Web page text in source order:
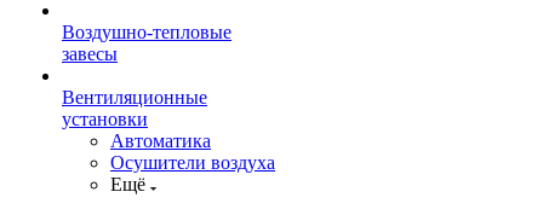
Воздушно-тепловые
завесы
Вентиляционные
установки
Автоматика
Осушители воздуха
Ещё